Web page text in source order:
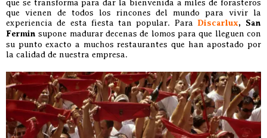
que se transforma para dar la bienvenida a miles de forasteros
que vienen de todos los rincones del mundo para vivir la
experiencia de esta fiesta tan popular. Para Discarlux, San
Fermin supone madurar decenas de lomos para que lleguen con
su punto exacto a muchos restaurantes que han apostado por
la calidad de nuestra empresa.